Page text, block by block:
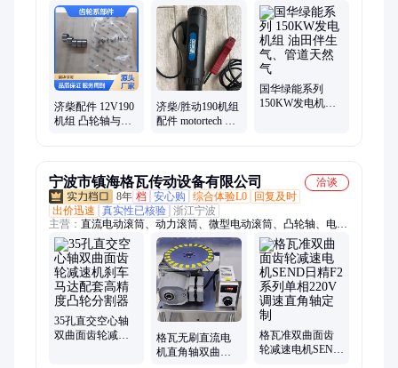
济柴配件 12V190
机组 凸轮轴与齿
济柴/胜动190机组
配件 motortech 正
国华绿能系列
150KW发电机组
宁波市镇海格瓦传动设备有限公司
洽谈
8年 档 安心购 综合体验L0
回复及时
出价迅速
真实性已核验 浙江宁波
主营： 直流电动滚筒、动力滚筒、微型电动滚筒、凸轮轴、电辊
筒、伺服电动缸、伺服精密电缸、电动推杆、螺旋升降机、蜗轮
蜗杆升降机、丝杆升降机、直角轴减速电机、精密蜗轮减速机、
精密行星减速机、无刷直流减速电机、非标减速机定制、中大减
速电机、JMC减速电机、通宇减速机、SEND减速电机、日精减
速电机、单相减速电机、舵轮、驱动轮、差速轮、RV精密减速
机
35孔直交空心轴
双曲面齿轮减速
格瓦无刷直流电
机直角轴双曲面
格瓦准双曲面齿
轮减速电机SEND